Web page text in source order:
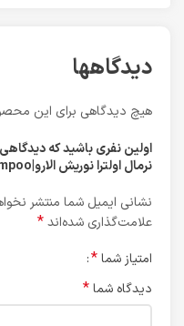
دیدگاهها
هیچ دیدگاهی برای این
اولین نفری باشید که
نرمال اولترا نوریش الارو|Ellaro Ultra Nourish Shampoo”
نشانی ایمیل شما منتشر
علامت‌گذاری شده‌اند*
امتیاز شما*
دیدگاه شما*